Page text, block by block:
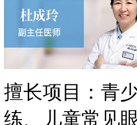
擅长项目： 青
练、儿童常见